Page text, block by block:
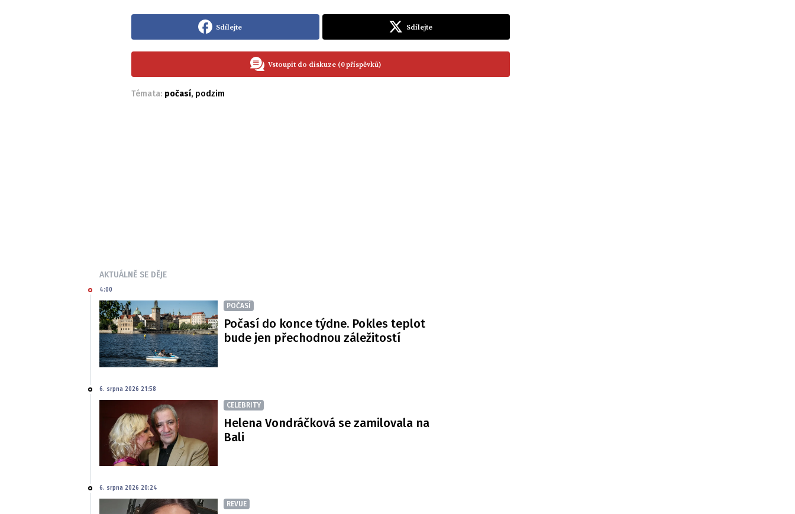
Sdílejte Sdílejte
Vstoupit do diskuze (0 příspěvků)
Témata: počasí, podzim
AKTUÁLNĚ SE DĚJE
4:00
POČASÍ
Počasí do konce týdne. Pokles teplot
bude jen přechodnou záležitostí
6. srpna 2026 21:58
CELEBRITY
Helena Vondráčková se zamilovala na
Bali
6. srpna 2026 20:24
REVUE